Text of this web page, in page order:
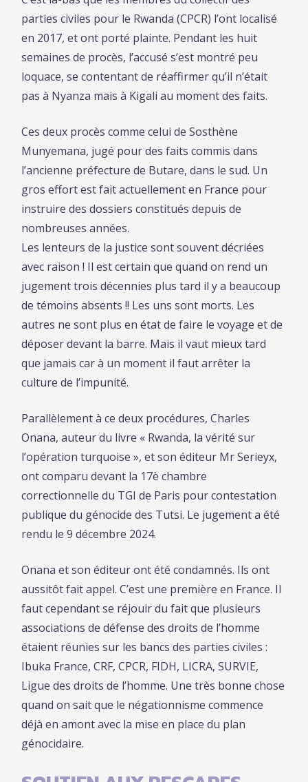
parties civiles pour le Rwanda (CPCR) l’ont localisé
en 2017, et ont porté plainte. Pendant les huit
semaines de procès, l’accusé s’est montré peu
loquace, se contentant de réaffirmer qu’il n’était
pas à Nyanza mais à Kigali au moment des faits.
Ces deux procès comme celui de Sosthène
Munyemana, jugé pour des faits commis dans
l’ancienne préfecture de Butare, dans le sud. Un
gros effort est fait actuellement en France pour
instruire des dossiers constitués depuis de
nombreuses années.
Les lenteurs de la justice sont souvent décriées
avec raison ! Il est certain que quand on rend un
jugement trois décennies plus tard il y a beaucoup
de témoins absents !! Les uns sont morts. Les
autres ne sont plus en état de faire le voyage et de
déposer devant la barre. Mais il vaut mieux tard
que jamais car à un moment il faut arrêter la
culture de l’impunité.
Parallèlement à ce deux procédures, Charles
Onana, auteur du livre « Rwanda, la vérité sur
l’opération turquoise », et son éditeur Mr Serieyx,
ont comparu devant la 17è chambre
correctionnelle du TGI de Paris pour contestation
publique du génocide des Tutsi. Le jugement a été
rendu le 9 décembre 2024.
Onana et son éditeur ont été condamnés. Ils ont
aussitôt fait appel. C’est une première en France. Il
faut cependant se réjouir du fait que plusieurs
associations de défense des droits de l’homme
étaient réunies sur les bancs des parties civiles :
Ibuka France, CRF, CPCR, FIDH, LICRA, SURVIE,
Ligue des droits de l’homme. Une très bonne chose
quand on sait que le négationnisme commence
déjà en amont avec la mise en place du plan
génocidaire.